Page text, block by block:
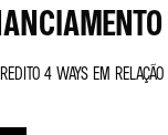
4 WAYS EM RELAÇÃO